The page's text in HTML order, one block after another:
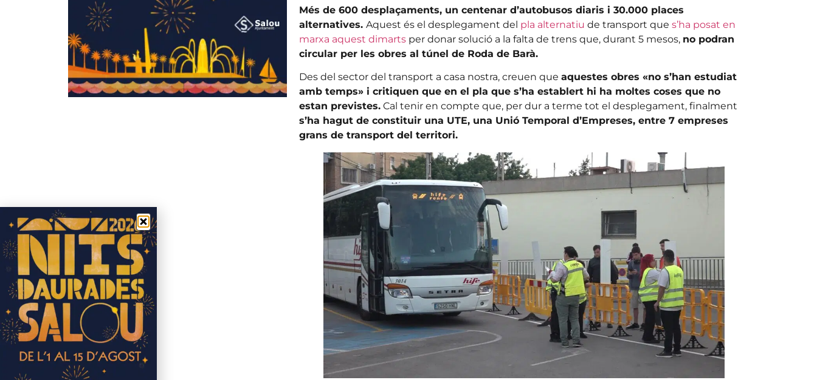
Més de 600 desplaçaments, un centenar d’autobusos diaris i 30.000 places
alternatives. Aquest és el desplegament del pla alternatiu de transport que s’ha posat en
marxa aquest dimartsper donar solució a la falta de trens que, durant 5 mesos, no podran
circular per les obres al túnel de Roda de Barà.
Des del sector del transport a casa nostra, creuen que aquestes obres «no s’han estudiat
amb temps» i critiquen que en el pla que s’ha establert hi ha moltes coses que no
estan previstes.Cal tenir en compte que, per dur a terme tot el desplegament, finalment
s’ha hagut de constituir una UTE, una Unió Temporal d’Empreses, entre 7 empreses
grans de transport del territori.